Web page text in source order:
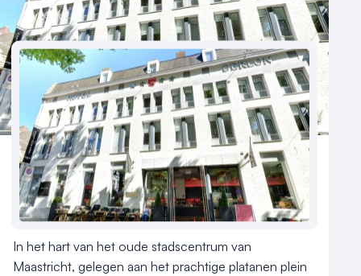
Locatiegids
Meld locatie aan
Nieuws
Reviews (5⭐️)
Contact
Aantal hotelkamers
50
Hotelclassificatie
In het hart van het oude stadscentrum van
Maastricht, gelegen aan het prachtige platanen plein